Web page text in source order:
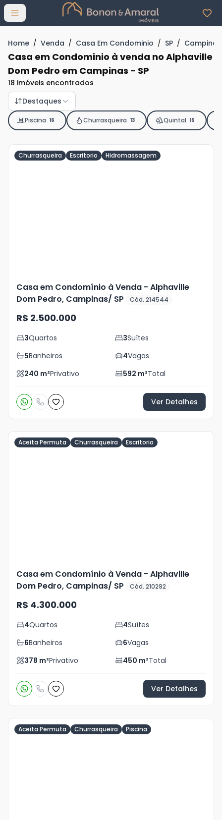
Abrir menu
Home / Venda / Casa Em Condominio / SP / Campinas
Casa em Condominio à venda no Alphaville
Dom Pedro em Campinas - SP
18 imóveis encontrados
Destaques
Piscina 16 Churrasqueira 13 Quintal 15
Churrasqueira Escritorio Hidromassagem
Casa em Condomínio à Venda - Alphaville
Dom Pedro, Campinas/ SP
Cód. 214544
R$ 2.500.000
3Quartos 3Suítes
5Banheiros 4Vagas
240 m²Privativo 592 m²Total
Ver Detalhes
Aceita Permuta Churrasqueira Escritorio
Casa em Condomínio à Venda - Alphaville
Dom Pedro, Campinas/ SP
Cód. 210292
R$ 4.300.000
4Quartos 4Suítes
6Banheiros 6Vagas
378 m²Privativo 450 m²Total
Ver Detalhes
Aceita Permuta Churrasqueira Piscina